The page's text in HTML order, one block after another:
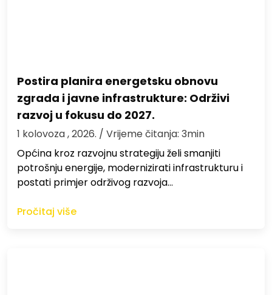
Postira planira energetsku obnovu
zgrada i javne infrastrukture: Održivi
razvoj u fokusu do 2027.
1 kolovoza , 2026. / Vrijeme čitanja: 3min
Općina kroz razvojnu strategiju želi smanjiti
potrošnju energije, modernizirati infrastrukturu i
postati primjer održivog razvoja…
Pročitaj više